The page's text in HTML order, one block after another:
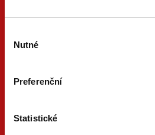
souhlasu
Nutné
Preferenční
Statistické
ONLINE